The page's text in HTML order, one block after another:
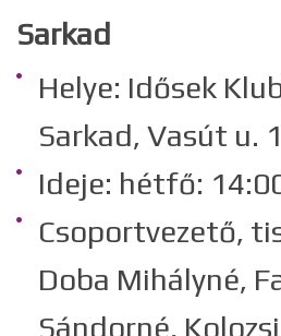
Sarkad
Helye: Idősek
Sarkad, Vasút u.
Ideje: hétfő:
Csoportvezető,
Doba Mihályné,
Sándorné,